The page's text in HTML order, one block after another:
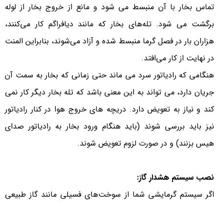
تماس بخار با آن منبسط می شود و مانع از خروج بخار از لوله
برگشت می شود. تله‌های بخار که مانند دیافراگم کار می‌کنند،
هزاران بار در فصل گرما منبسط شده و آزاد می‌شوند، بنابراین المنت
در نهایت از کار می‌افتد.
هنگامی که رادیاتور سرد می ماند حتی زمانی که بخار به سمت آن
جریان دارد، می تواند به این معنی باشد که تله بخار دیگر کار نمی
کند و نیاز به تعویض دارد. دریچه های خروج هوا در کنار رادیاتور
نیز باید بررسی شوند (باید هنگام ورود بخار به رادیاتور صدای
هیس بزنند) و در صورت لزوم تعویض شوند.
نصب سیستم هشدار گاز:
اگر سیستم گرمایشی شما از سوخت‌های فسیلی مانند گاز طبیعی